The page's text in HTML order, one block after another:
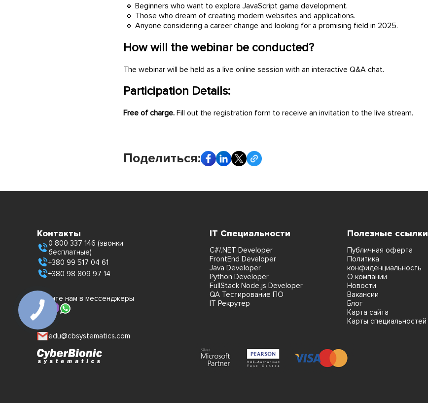
🔹 Beginners who want to explore JavaScript game development.
🔹 Those who dream of creating modern websites and applications.
🔹 Anyone considering a career change and looking for a promising field in 2025.
How will the webinar be conducted?
The webinar will be held as a live online session with an interactive Q&A chat.
Participation Details:
Free of charge.Fill out the registration form to receive an invitation to the live stream.
Поделиться:
Контакты
0 800 337 146 (звонки
бесплатные)
+380 99 517 04 61
+380 98 809 97 14
Пишите нам в мессенджеры
edu@cbsystematics.com
IT Специальности
C#/.NET Developer
FrontEnd Developer
Java Developer
Python Developer
FullStack Node.js Developer
QA Тестирование ПО
IT Рекрутер
Полезные ссылки
Публичная оферта
Политика
конфиденциальность
О компании
Новости
Вакансии
Блог
Карта сайта
Карты специальностей